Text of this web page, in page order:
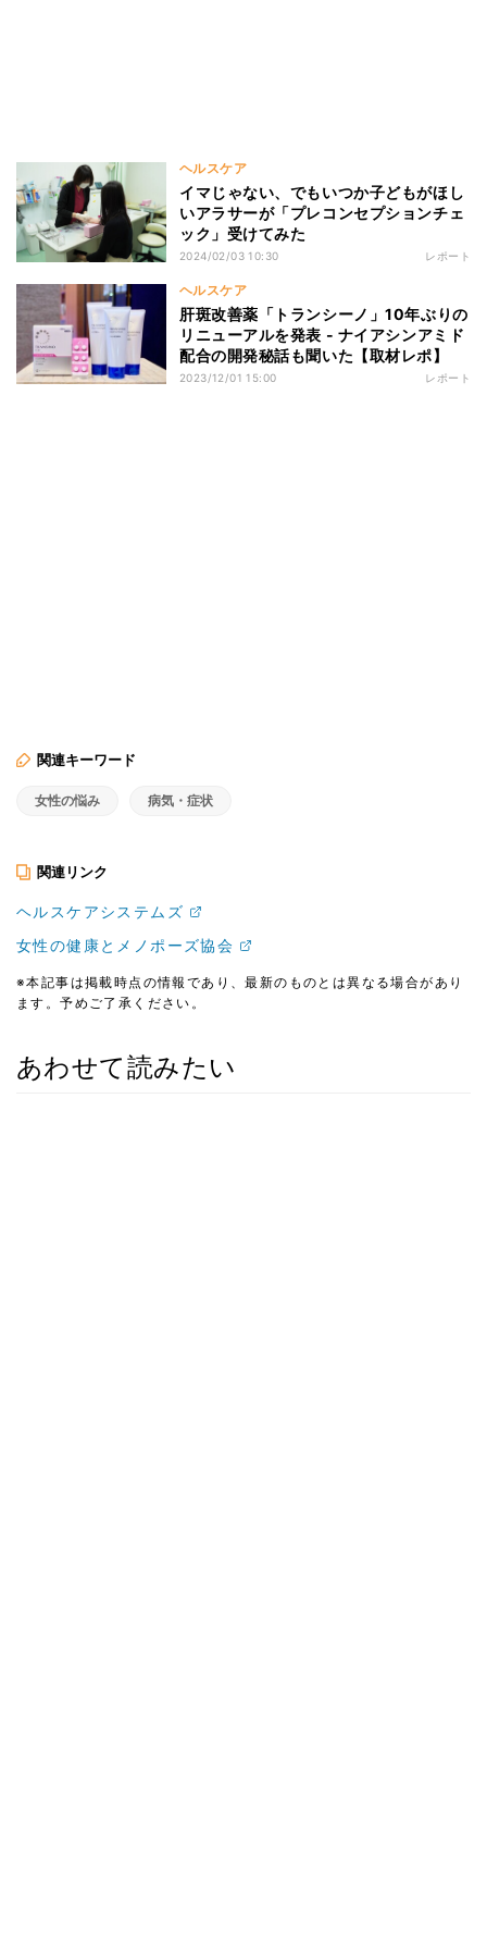
ヘルスケア
イマじゃない、でもいつか子どもがほし
いアラサーが「プレコンセプションチェ
ック」受けてみた
2024/02/03 10:30 レポート
ヘルスケア
肝斑改善薬「トランシーノ」10年ぶりの
リニューアルを発表 - ナイアシンアミド
配合の開発秘話も聞いた【取材レポ】
2023/12/01 15:00 レポート
関連キーワード
女性の悩み 病気・症状
関連リンク
ヘルスケアシステムズ
女性の健康とメノポーズ協会
※本記事は掲載時点の情報であり、最新のものとは異なる場合があり
ます。予めご了承ください。
あわせて読みたい